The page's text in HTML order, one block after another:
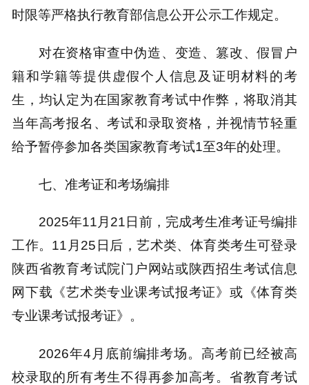
时限等严格执行教育部信息公开公示工作规定。
对在资格审查中伪造、变造、篡改、假冒户
籍和学籍等提供虚假个人信息及证明材料的考
生，均认定为在国家教育考试中作弊，将取消其
当年高考报名、考试和录取资格，并视情节轻重
给予暂停参加各类国家教育考试1至3年的处理。
七、准考证和考场编排
2025年11月21日前，完成考生准考证号编排
工作。11月25日后，艺术类、体育类考生可登录
陕西省教育考试院门户网站或陕西招生考试信息
网下载《艺术类专业课考试报考证》或《体育类
专业课考试报考证》。
2026年4月底前编排考场。高考前已经被高
校录取的所有考生不得再参加高考。省教育考试